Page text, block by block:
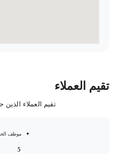
العملاء
تقيم العملاء الذين
موظف الحجر